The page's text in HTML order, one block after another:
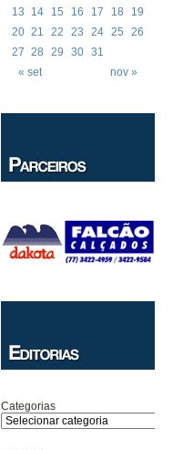
« set nov »
13
14 15 16 17 18
19
20 21 22 23 24 25
26
27 28 29 30 31
Categorias